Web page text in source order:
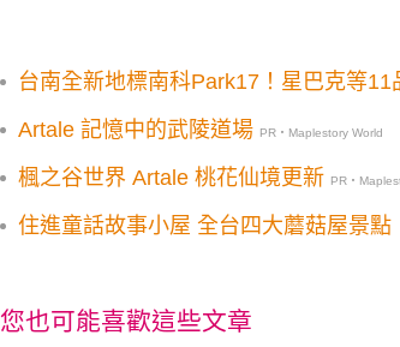
台南全新地標南科Park17！星巴克等
Artale 記憶中的武陵道場 PR・Maplestory World
楓之谷世界 Artale 桃花仙境更新 PR・
住進童話故事小屋 全台四大蘑菇屋景點
您也可能喜歡這些文章